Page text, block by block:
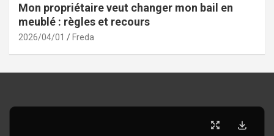
Mon propriétaire veut changer mon bail en
meublé : règles et recours
2026/04/01 Freda